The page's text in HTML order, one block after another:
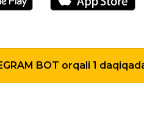
BOT orqali 1